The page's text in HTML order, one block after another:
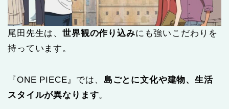
尾田先生は、世界観の作り込みにも強いこだわりを
持っています。
『ONE PIECE』では、 島ごとに文化や建物、生活
スタイルが異なります。